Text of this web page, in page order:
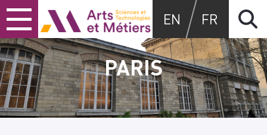
Skip
to
content
Skip
to
main
menu
Skip
to
search
Arts et métiers
EN FR
PARIS